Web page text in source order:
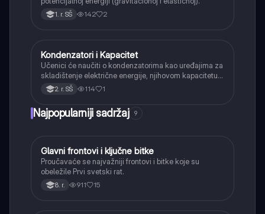
1. r. SŠ 142 2
Fizika
Kondenzatori i Kapacitet
Učenici će naučiti o kondenzatorima kao uređajima za
skladištenje električne energije, njihovom kapacitetu i
načinima vezivanja (serijski i paralelno).
2. r. SŠ 114 1
Najpopularniji sadržaj 9
Istorija
Glavni frontovi i ključne bitke
Proučavaće se najvažniji frontovi i bitke koje su
obeležile Prvi svetski rat.
8. r. 911 15